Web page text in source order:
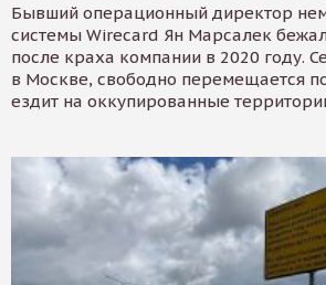
Бывший операционный директор
системы Wirecard Ян Марсалек
после краха компании в 2020 году.
в Москве, свободно перемещается
ездит на оккупированные